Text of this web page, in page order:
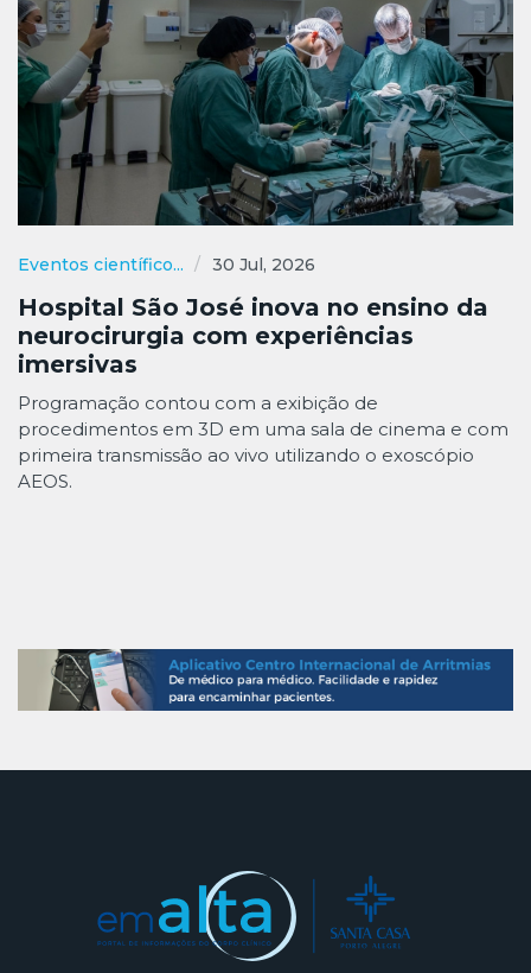
Eventos científico... 30 Jul, 2026
Hospital São José inova no ensino da
neurocirurgia com experiências
imersivas
Programação contou com a exibição de
procedimentos em 3D em uma sala de cinema e com
primeira transmissão ao vivo utilizando o exoscópio
AEOS.